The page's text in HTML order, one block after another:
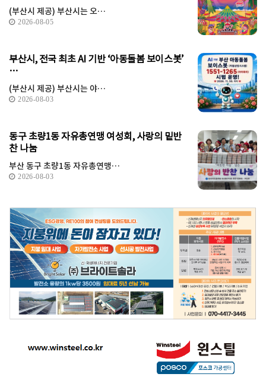
(부산시 제공) 부산시는 오…
2026-08-05
부산시, 전국 최초 AI 기반 ‘아동돌봄 보이스봇’
…
(부산시 제공) 부산시는 야…
2026-08-03
동구 초량1동 자유총연맹 여성회, 사랑의 밑반
찬 나눔
부산 동구 초량1동 자유총연맹…
2026-08-03